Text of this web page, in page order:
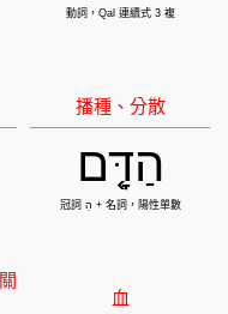
הַדָּ֤ם